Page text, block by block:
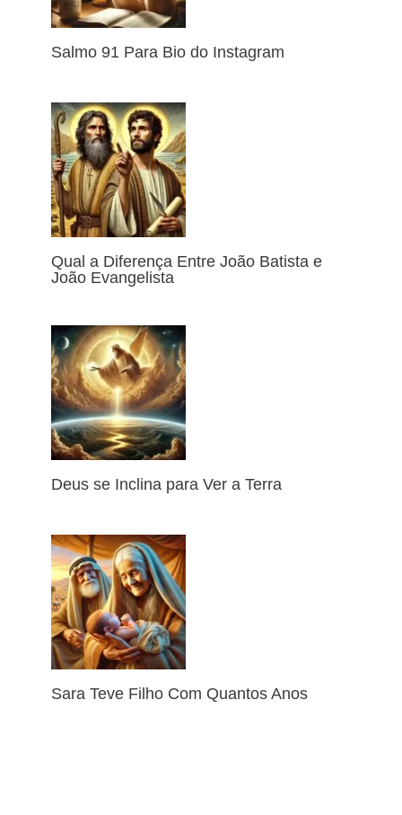
Salmo 91 Para Bio do Instagram
Qual a Diferença Entre João Batista e
João Evangelista
Deus se Inclina para Ver a Terra
Sara Teve Filho Com Quantos Anos